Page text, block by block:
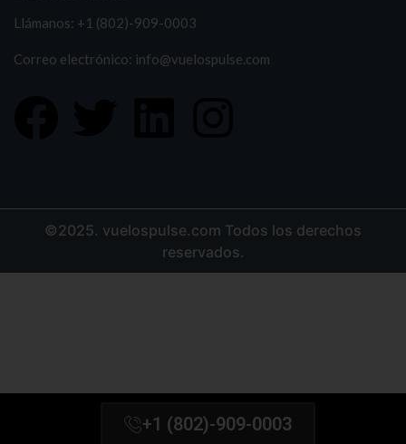
Llámanos: +1 (802)-909-0003
Correo electrónico: info@vuelospulse.com
©2025. vuelospulse.com Todos los derechos
reservados.
+1 (802)-909-0003